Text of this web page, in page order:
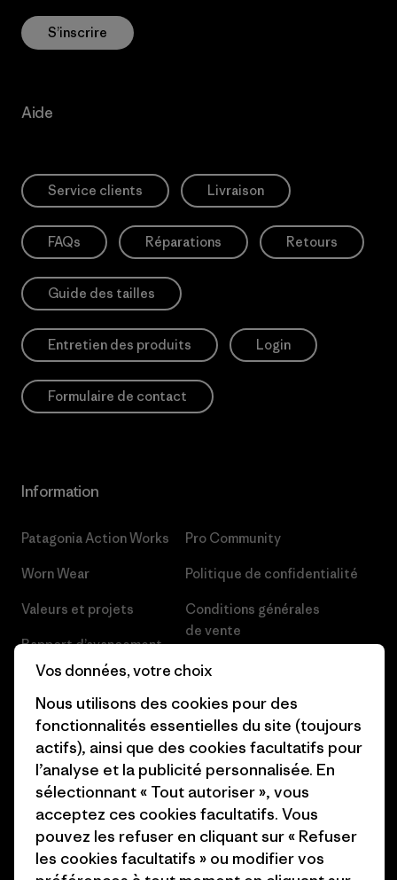
S’inscrire
Aide
Service clients Livraison
FAQs Réparations Retours
Guide des tailles
Entretien des produits Login
Formulaire de contact
Information
Patagonia Action Works
Worn Wear
Valeurs et projets
Rapport d’avancement
Business Unusual
Objectifs climatiques
1% For The Planet
Comment nous finançons
Cartes cadeaux
Nos magasins
Pro Community
Politique de confidentialité
Conditions générales
de vente
Préférences de cookie
Carrières
Presse et media
Industry program
Programme d’affiliation
Patagonia France Plan du site
Vos données, votre choix
Nous utilisons des cookies pour des
fonctionnalités essentielles du site (toujours
actifs), ainsi que des cookies facultatifs pour
l’analyse et la publicité personnalisée. En
sélectionnant « Tout autoriser », vous
acceptez ces cookies facultatifs. Vous
pouvez les refuser en cliquant sur « Refuser
les cookies facultatifs » ou modifier vos